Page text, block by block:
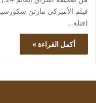
(قتلة…
أكمل القراءة »